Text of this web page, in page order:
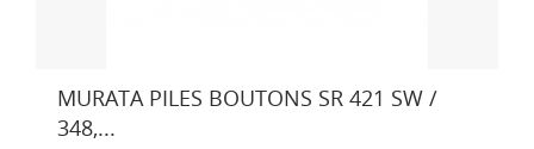
MURATA PILES BOUTONS SR 421 SW /
348,...